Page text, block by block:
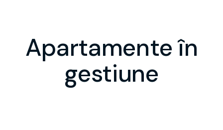
Apartamente în
gestiune